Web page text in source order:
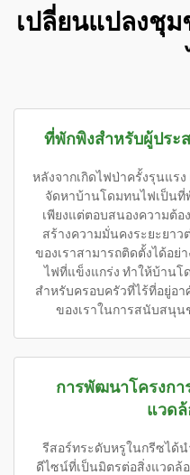
เปลี่ยนแปลงชุ
ที่พักพิงสำหรับผู้ประ
หลังจากเกิดไฟป่าครั้งรุนแร
จัดหาบ้านโดมทนไฟเป็นที่
เพียงแต่ตอบสนองความต้
สร้างความมั่นคงระยะยา
ของเราสามารถติดตั้งได้อ
ไฟที่แข็งแกร่ง ทำให้บ้านโ
สำหรับครอบครัวที่ไร้ที่อยู่อ
ของเราในการสนับสนุ
การพัฒนาโครงกา
แวด
รีสอร์ทระดับหรูในกรีซได้
ดีไซน์ที่เป็นมิตรต่อสิ่งแวดล้